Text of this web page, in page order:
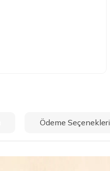
Ödeme Seçenekleri